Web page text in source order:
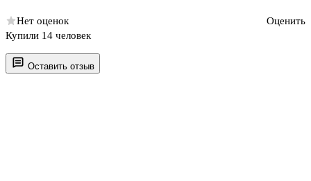
Оставить отзыв
Нет оценок
Оценить
Купили 14 человек